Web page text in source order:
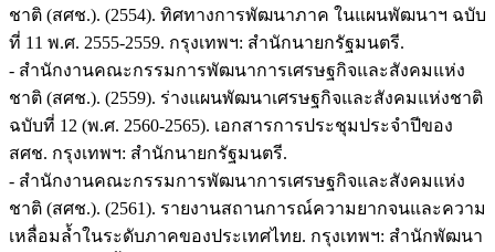
ชาติ (สศช.). (2554). ทิศทางการพัฒนาภาค ในแผนพัฒนาฯ ฉบับ
ที่ 11 พ.ศ. 2555-2559. กรุงเทพฯ: สำนักนายกรัฐมนตรี.
- สำนักงานคณะกรรมการพัฒนาการเศรษฐกิจและสังคมแห่ง
ชาติ (สศช.). (2559). ร่างแผนพัฒนาเศรษฐกิจและสังคมแห่งชาติ
ฉบับที่ 12 (พ.ศ. 2560-2565). เอกสารการประชุมประจำปีของ
สศช. กรุงเทพฯ: สำนักนายกรัฐมนตรี.
- สำนักงานคณะกรรมการพัฒนาการเศรษฐกิจและสังคมแห่ง
ชาติ (สศช.). (2561). รายงานสถานการณ์ความยากจนและความ
เหลื่อมล้ำในระดับภาคของประเทศไทย. กรุงเทพฯ: สำนักพัฒนา